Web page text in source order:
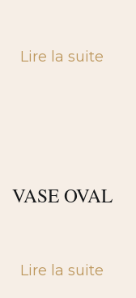
Lire la suite
VASE OVAL
Lire la suite